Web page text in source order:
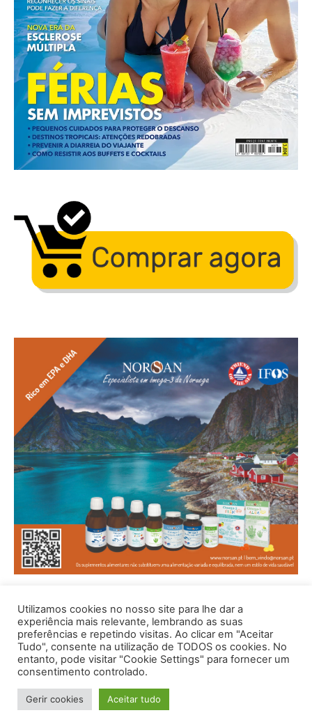
Utilizamos cookies no nosso site para lhe dar a
experiência mais relevante, lembrando as suas
preferências e repetindo visitas. Ao clicar em "Aceitar
Tudo", consente na utilização de TODOS os cookies. No
entanto, pode visitar "Cookie Settings" para fornecer um
consentimento controlado.
Gerir cookies Aceitar tudo